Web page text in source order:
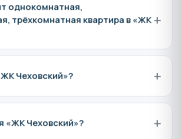
однокомнатная,
трёхкомнатная квартира в «ЖК +
Чеховский»? +
«ЖК Чеховский»? +